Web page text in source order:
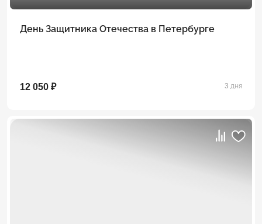
День Защитника Отечества в Петербурге
12 050 ₽ 3 дня